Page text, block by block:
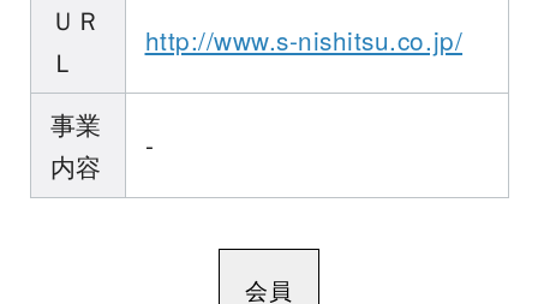
ＵＲ
Ｌ
http://www.s-nishitsu.co.jp/
事業
内容
-
会員